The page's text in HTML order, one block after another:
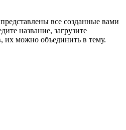
все созданные вами
название, загрузите
их можно объединить в тему.